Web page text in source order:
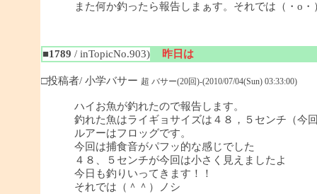
また何か釣ったら報告しまぁす。それでは（・o・
■1789 / inTopicNo.903) 昨日は
□投稿者/ 小学バサー 超 バサー(20回)-(2010/07/04(Sun) 03:33:00)
ハイお魚が釣れたので報告します。
釣れた魚はライギョサイズは４８，５センチ（今
ルアーはフロッグです。
今回は捕食音がパフッ的な感じでした
４８、５センチが今回は小さく見えましたよ
今日も釣りいってきます！！
それでは（＾＾）ノシ